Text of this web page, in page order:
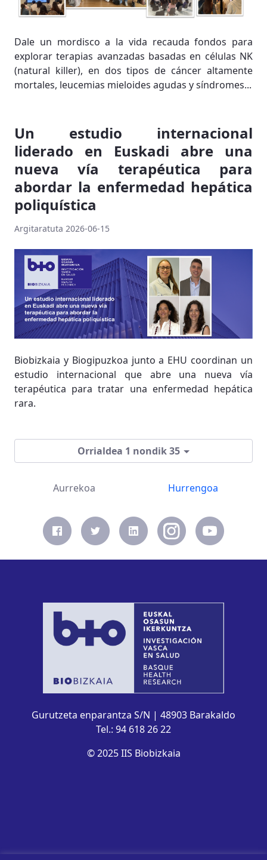
Dale un mordisco a la vida recauda fondos para
explorar terapias avanzadas basadas en células NK
(natural killer), en dos tipos de cáncer altamente
mortales, leucemias mieloides agudas y síndromes...
Un estudio internacional
liderado en Euskadi abre una
nueva vía terapéutica para
abordar la enfermedad hepática
poliquística
Argitaratuta 2026-06-15
Biobizkaia y Biogipuzkoa junto a EHU coordinan un
estudio internacional que abre una nueva vía
terapéutica para tratar una enfermedad hepática
rara.
Orrialdea 1 nondik 35
Aurrekoa Hurrengoa
Gurutzeta enparantza S/N | 48903 Barakaldo
Tel.: 94 618 26 22
© 2025 IIS Biobizkaia